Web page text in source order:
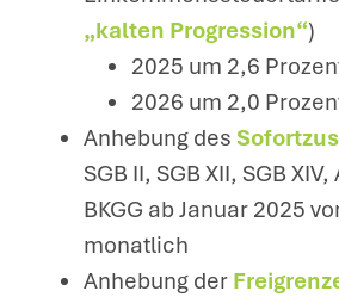
„kalten Progression“)
2025 um 2,6
2026 um 2,0
Anhebung des
SGB II, SGB XII, SGB
BKGG ab Januar 2025
monatlich
Anhebung der